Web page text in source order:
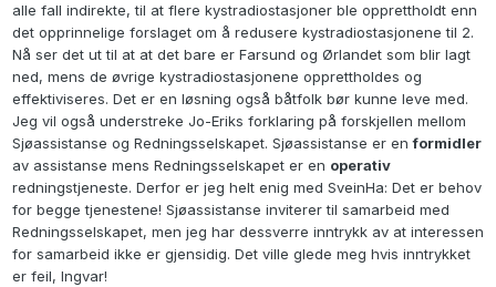
alle fall indirekte, til at flere kystradiostasjoner ble opprettholdt enn
det opprinnelige forslaget om å redusere kystradiostasjonene til 2.
Nå ser det ut til at at det bare er Farsund og Ørlandet som blir lagt
ned, mens de øvrige kystradiostasjonene opprettholdes og
effektiviseres. Det er en løsning også båtfolk bør kunne leve med.
Jeg vil også understreke Jo-Eriks forklaring på forskjellen mellom
Sjøassistanse og Redningsselskapet. Sjøassistanse er enformidler
av assistanse mens Redningsselskapet er en operativ
redningstjeneste. Derfor er jeg helt enig med SveinHa: Det er behov
for begge tjenestene! Sjøassistanse inviterer til samarbeid med
Redningsselskapet, men jeg har dessverre inntrykk av at interessen
for samarbeid ikke er gjensidig. Det ville glede meg hvis inntrykket
er feil, Ingvar!